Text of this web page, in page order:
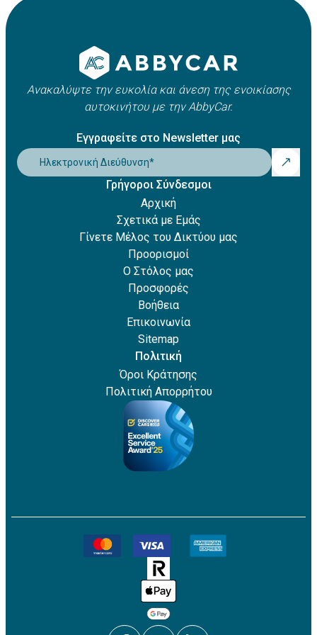
Apple Pay
νέους οδηγούς.
Ανακαλύψτε την ευκολία και άνεση της ενοικίασης
αυτοκινήτου με την AbbyCar.
Εγγραφείτε στο Newsletter μας
Ηλεκτρονική Διεύθυνση*
Γρήγοροι Σύνδεσμοι
Αρχική
Σχετικά με Εμάς
Γίνετε Μέλος του Δικτύου μας
Προορισμοί
Ο Στόλος μας
Προσφορές
Βοήθεια
Επικοινωνία
Sitemap
Πολιτική
Όροι Κράτησης
Πολιτική Απορρήτου